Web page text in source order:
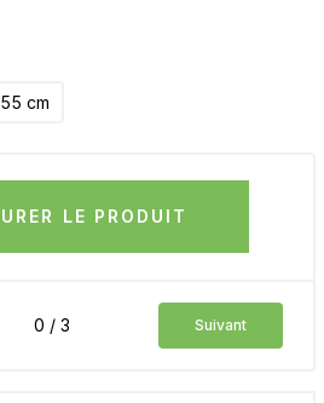
cm
LE PRODUIT
0 / 3 Suivant